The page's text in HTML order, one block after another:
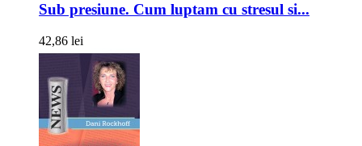
Sub presiune. Cum luptam cu stresul si...
42,86 lei